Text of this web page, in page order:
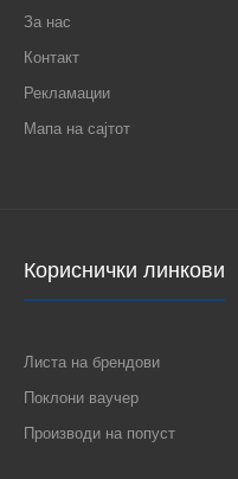
За нас
Контакт
Рекламации
Мапа на сајтот
Кориснички линкови
Листа на брендови
Поклони ваучер
Производи на попуст